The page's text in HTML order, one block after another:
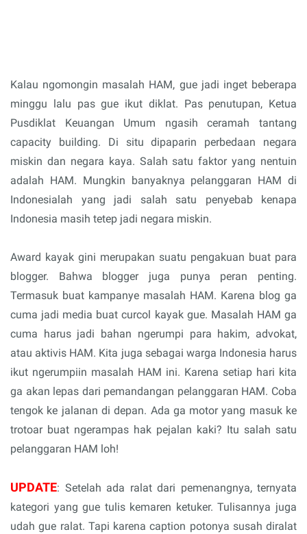
Kalau ngomongin masalah HAM, gue jadi inget beberapa
minggu lalu pas gue ikut diklat. Pas penutupan, Ketua
Pusdiklat Keuangan Umum ngasih ceramah tantang
capacity building. Di situ dipaparin perbedaan negara
miskin dan negara kaya. Salah satu faktor yang nentuin
adalah HAM. Mungkin banyaknya pelanggaran HAM di
Indonesialah yang jadi salah satu penyebab kenapa
Indonesia masih tetep jadi negara miskin.
Award kayak gini merupakan suatu pengakuan buat para
blogger. Bahwa blogger juga punya peran penting.
Termasuk buat kampanye masalah HAM. Karena blog ga
cuma jadi media buat curcol kayak gue. Masalah HAM ga
cuma harus jadi bahan ngerumpi para hakim, advokat,
atau aktivis HAM. Kita juga sebagai warga Indonesia harus
ikut ngerumpiin masalah HAM ini. Karena setiap hari kita
ga akan lepas dari pemandangan pelanggaran HAM. Coba
tengok ke jalanan di depan. Ada ga motor yang masuk ke
trotoar buat ngerampas hak pejalan kaki? Itu salah satu
pelanggaran HAM loh!
UPDATE: Setelah ada ralat dari pemenangnya, ternyata
kategori yang gue tulis kemaren ketuker. Tulisannya juga
udah gue ralat. Tapi karena caption potonya susah diralat